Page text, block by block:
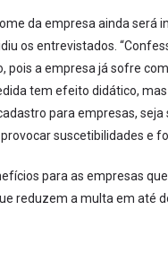
da empresa ainda será
os entrevistados.
pois a empresa já sofre
tem efeito didático,
para empresas,
suscetibilidades e
para as empresas
reduzem a multa em até